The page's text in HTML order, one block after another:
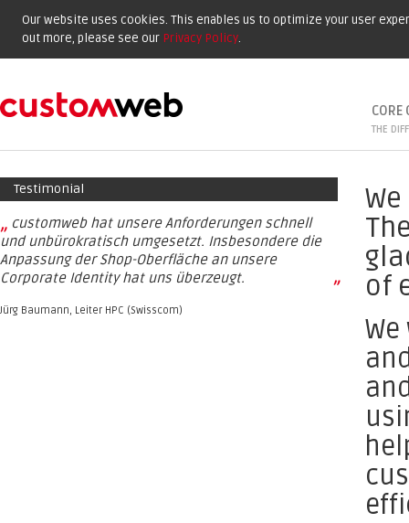
Our website uses cookies. This enables us to optimize your user
out more, please see our Privacy Policy.
CORE
THE
Testimonial
„ customweb hat unsere Anforderungen schnell
und unbürokratisch umgesetzt. Insbesondere die
Anpassung der Shop-Oberfläche an unsere
Corporate Identity hat uns überzeugt.
”
Jürg Baumann, Leiter HPC (Swisscom)
of